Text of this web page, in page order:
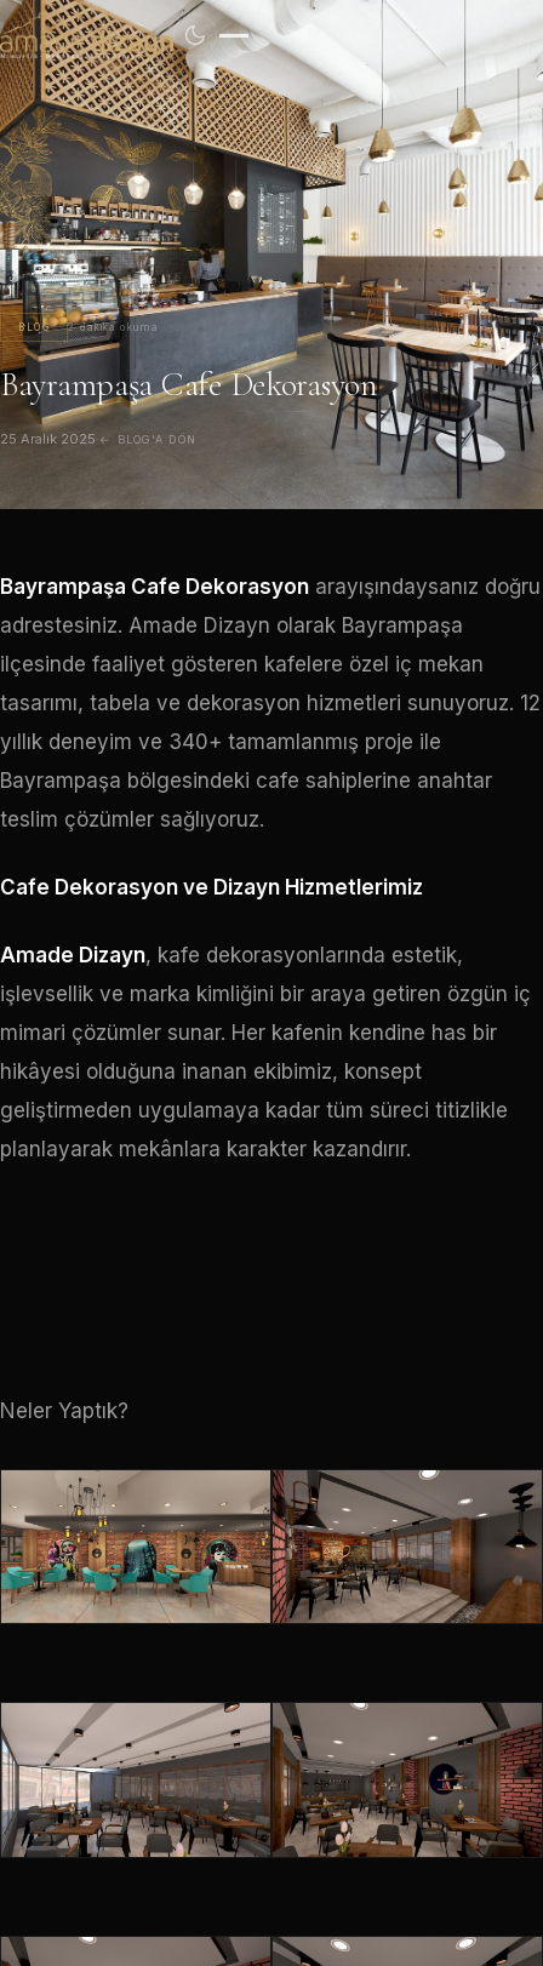
BLOG 2 dakika okuma
Bayrampaşa Cafe Dekorasyon
25 Aralık 2025·← BLOG'A DÖN
Bayrampaşa Cafe Dekorasyon arayışındaysanız doğru
adrestesiniz. Amade Dizayn olarak Bayrampaşa
ilçesinde faaliyet gösteren kafelere özel iç mekan
tasarımı, tabela ve dekorasyon hizmetleri sunuyoruz. 12
yıllık deneyim ve 340+ tamamlanmış proje ile
Bayrampaşa bölgesindeki cafe sahiplerine anahtar
teslim çözümler sağlıyoruz.
Cafe Dekorasyon ve Dizayn Hizmetlerimiz
Amade Dizayn, kafe dekorasyonlarında estetik,
işlevsellik ve marka kimliğini bir araya getiren özgün iç
mimari çözümler sunar. Her kafenin kendine has bir
hikâyesi olduğuna inanan ekibimiz, konsept
geliştirmeden uygulamaya kadar tüm süreci titizlikle
planlayarak mekânlara karakter kazandırır.
Neler Yaptık?